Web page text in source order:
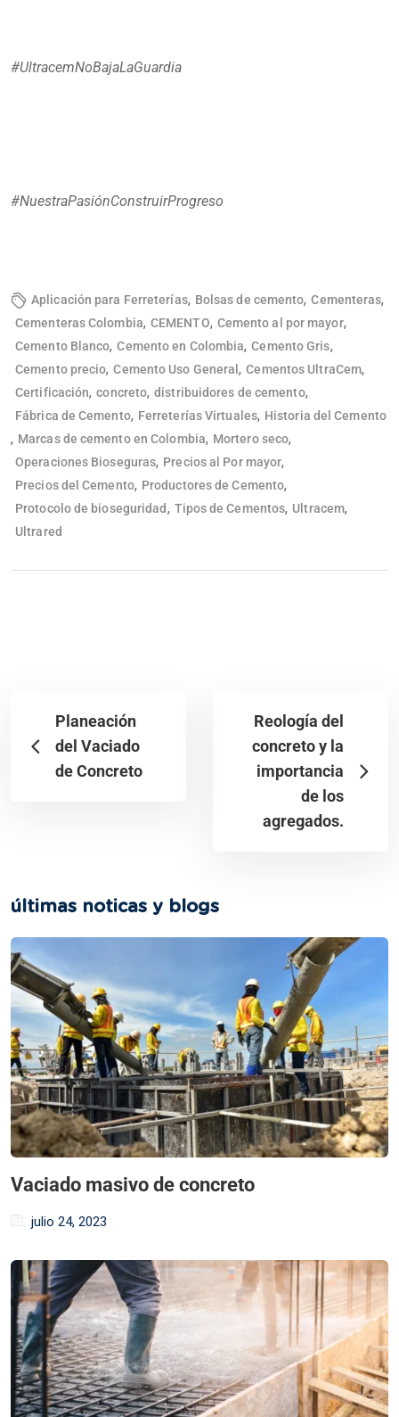
#UltracemNoBajaLaGuardia
#NuestraPasiónConstruirProgreso
Aplicación para Ferreterías, Bolsas de cemento, Cementeras,
Cementeras Colombia, CEMENTO, Cemento al por mayor,
Cemento Blanco, Cemento en Colombia, Cemento Gris,
Cemento precio, Cemento Uso General, Cementos UltraCem,
Certificación, concreto, distribuidores de cemento,
Fábrica de Cemento, Ferreterías Virtuales, Historia del Cemento
, Marcas de cemento en Colombia, Mortero seco,
Operaciones Bioseguras, Precios al Por mayor,
Precios del Cemento, Productores de Cemento,
Protocolo de bioseguridad, Tipos de Cementos, Ultracem,
Ultrared
Planeación
del Vaciado
de Concreto
Reología del
concreto y la
importancia
de los
agregados.
últimas noticas y blogs
Vaciado masivo de concreto
julio 24, 2023